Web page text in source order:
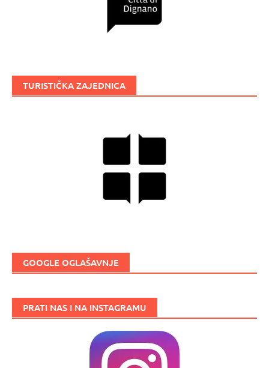
TURISTIČKA ZAJEDNICA
GOOGLE OGLAŠAVNJE
PRATI NAS I NA INSTAGRAMU